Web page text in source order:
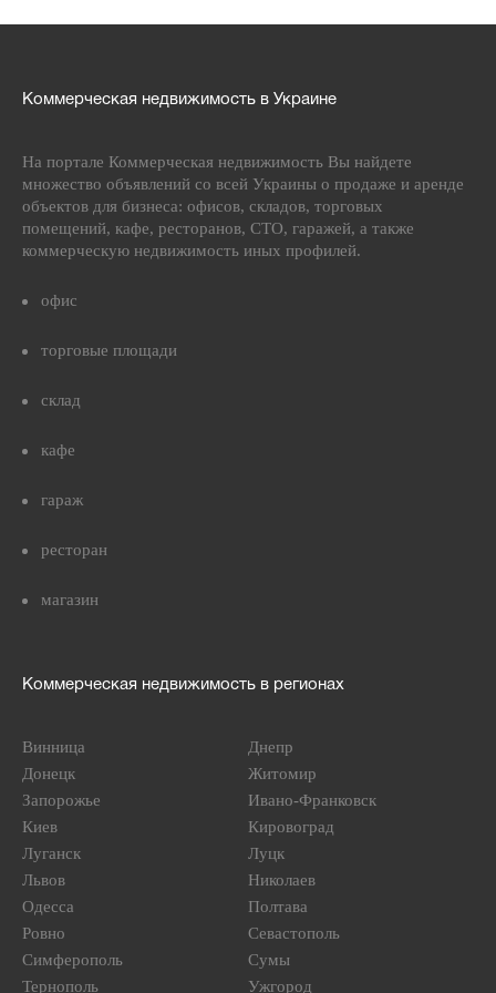
Коммерческая недвижимость в Украине
На портале Коммерческая недвижимость Вы найдете
множество объявлений со всей Украины о продаже и аренде
объектов для бизнеса: офисов, складов, торговых
помещений, кафе, ресторанов, СТО, гаражей, а также
коммерческую недвижимость иных профилей.
офис
торговые площади
склад
кафе
гараж
ресторан
магазин
Коммерческая недвижимость в регионах
Винница
Днепр
Донецк
Житомир
Запорожье
Ивано-Франковск
Киев
Кировоград
Луганск
Луцк
Львов
Николаев
Одесса
Полтава
Ровно
Севастополь
Симферополь
Сумы
Тернополь
Ужгород